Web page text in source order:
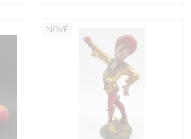
NOVÉ